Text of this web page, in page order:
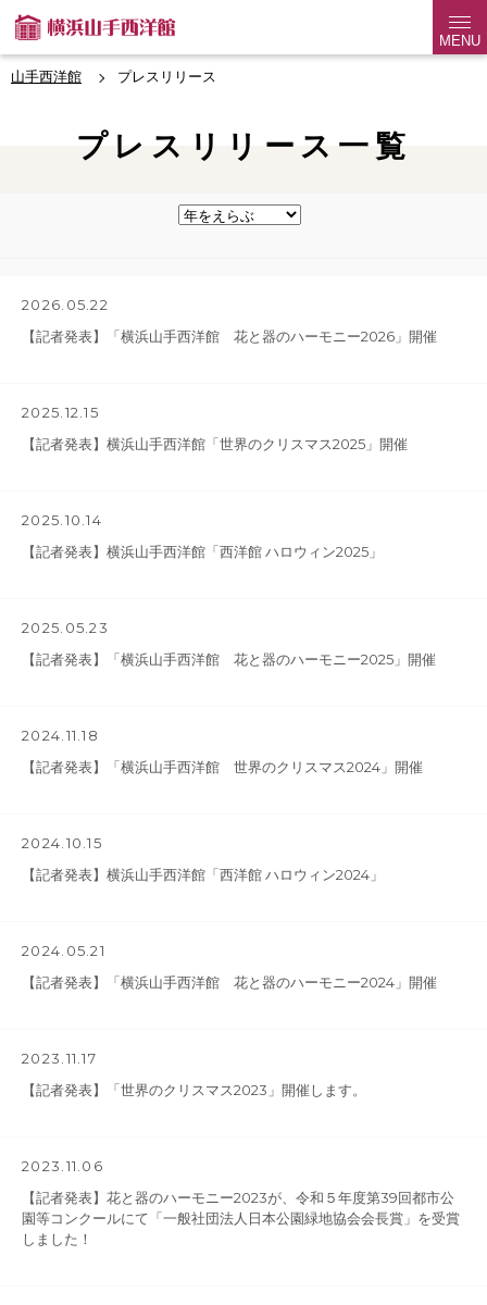
MENU
山手西洋館 プレスリリース
プレスリリース一覧
2026.05.22
【記者発表】「横浜山手西洋館 花と器のハーモニー2026」開催
2025.12.15
【記者発表】横浜山手西洋館「世界のクリスマス2025」開催
2025.10.14
【記者発表】横浜山手西洋館「西洋館 ハロウィン2025」
2025.05.23
【記者発表】「横浜山手西洋館 花と器のハーモニー2025」開催
2024.11.18
【記者発表】「横浜山手西洋館 世界のクリスマス2024」開催
2024.10.15
【記者発表】横浜山手西洋館「西洋館 ハロウィン2024」
2024.05.21
【記者発表】「横浜山手西洋館 花と器のハーモニー2024」開催
2023.11.17
【記者発表】「世界のクリスマス2023」開催します。
2023.11.06
【記者発表】花と器のハーモニー2023が、令和５年度第39回都市公
園等コンクールにて「一般社団法人日本公園緑地協会会長賞」を受賞
しました！